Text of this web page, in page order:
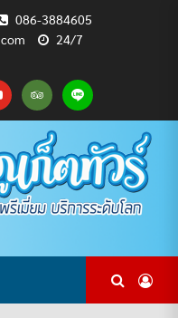
086-3884605
24/7
ด
าม
นรับ
ว
า
แพ็คเกจ
ทัวร์
ทั้งหมด